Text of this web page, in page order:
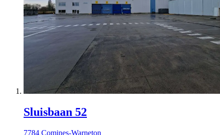
Sluisbaan 52
7784 Comines-Warneton